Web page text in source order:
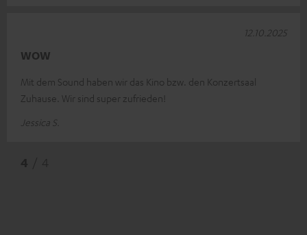
WOW
Mit dem Sound haben wir das Kino bzw. den Konzertsaal
Zuhause. Wir sind super zufrieden!
Jessica S.
12.10.2025